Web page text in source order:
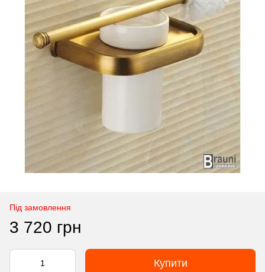
Під замовлення
3 720 грн
Купити